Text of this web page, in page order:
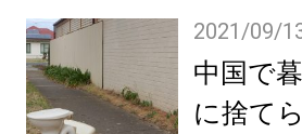
2021/09/
中国で
に捨て